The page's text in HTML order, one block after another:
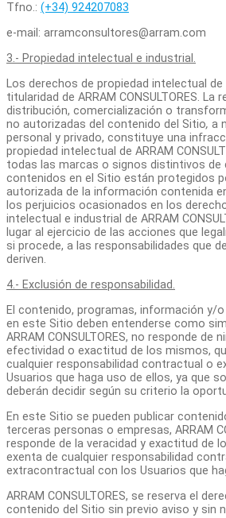
Tfno.: (+34) 924207083
e-mail: arramconsultores@arram.com
3.- Propiedad intelectual e industrial.
Los derechos de propiedad intelectual
titularidad de ARRAM CONSULTORES. La
distribución, comercialización o
no autorizadas del contenido del Sitio, a
personal y privado, constituye una
propiedad intelectual de ARRAM
todas las marcas o signos distintivos de
contenidos en el Sitio están protegidos
autorizada de la información contenida
los perjuicios ocasionados en los
intelectual e industrial de ARRAM
lugar al ejercicio de las acciones que
si procede, a las responsabilidades que
deriven.
4.- Exclusión de responsabilidad.
El contenido, programas, información y/
en este Sitio deben entenderse como
ARRAM CONSULTORES, no responde de
efectividad o exactitud de los mismos,
cualquier responsabilidad contractual o
Usuarios que haga uso de ellos, ya que
deberán decidir según su criterio la
En este Sitio se pueden publicar
terceras personas o empresas, ARRAM
responde de la veracidad y exactitud de
exenta de cualquier responsabilidad
extracontractual con los Usuarios que
ARRAM CONSULTORES, se reserva el
contenido del Sitio sin previo aviso y sin